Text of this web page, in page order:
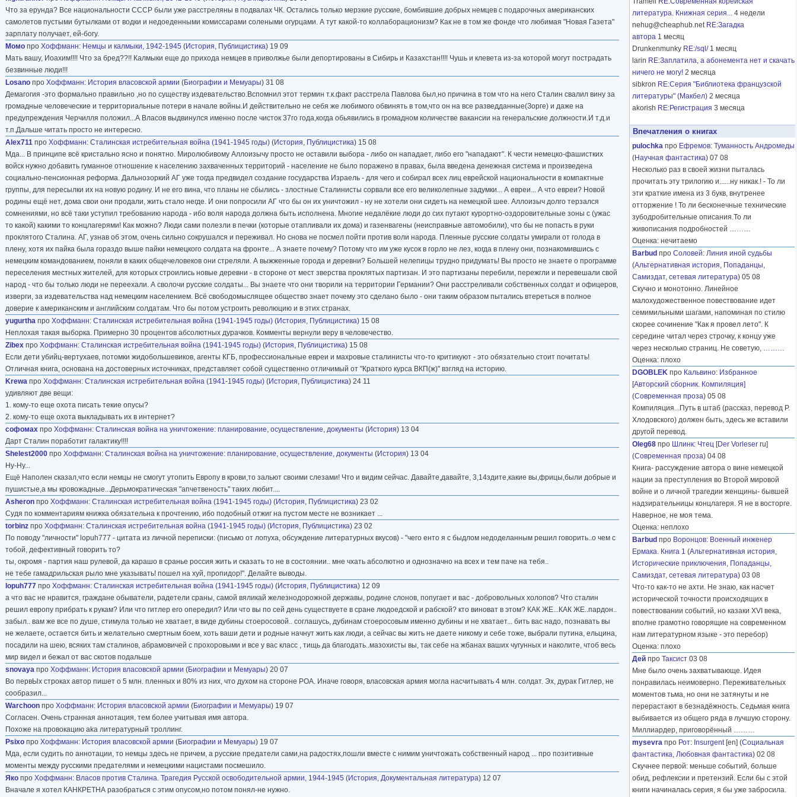
Что за ерунда? Все национальности СССР были уже расстреляны в подвалах ЧК. Остались только мерзкие русские, бомбившие добрых немцев с подарочных американских
самолетов пустыми бутылками от водки и недоеденными комиссарами солеными огурцами. А тут какой-то коллаборационизм? Как не в том же фонде что любимая "Новая Газета"
зарплату получает, ей-богу.
Момо про Хоффманн: Немцы и калмыки, 1942-1945 (История, Публицистика) 19 09
Мать вашу, Иоахим!!!! Что за бред??!! Калмыки еще до прихода немцев в приволжье были депортированы в Сибирь и Казахстан!!!! Чушь и клевета из-за которой могут пострадать
безвинные люди!!!
Losano про Хоффманн: История власовской армии (Биографии и Мемуары) 31 08
Демагогия -это формально правильно ,но по существу издевательство.Вспомнил этот термин т.к.факт расстрела Павлова был,но причина в том что на него Сталин свалил вину за
громадные человеческие и территориальные потери в начале войны.И действительно не себя же любимого обвинять в том,что он на все разведданные(Зорге) и даже на
предупреждения Черчилля положил...А Власов выдвинулся именно после чисток 37го года,когда обьявились в громадном количестве вакансии на генеральские должности.И т.д.и
т.п.Дальше читать просто не интересно.
Alex711 про Хоффманн: Сталинская истребительная война (1941-1945 годы) (История, Публицистика) 15 08
Мда... В принципе всё кристально ясно и понятно. Миролюбивому Аллоизычу просто не оставили выбора - либо он нападает, либо его "нападают". К чести немецко-фашистких
войск нужно добавить гуманное отношение к населению захваченных территорий - население не было поражено в правах, была введена денежная система и произведена
социально-пенсионная реформа. Дальнозоркий АГ уже тогда предвидел создание государства Израель - для чего и собирал всех лиц еврейской национальности в компактные
группы, для пересылки их на новую родину. И не его вина, что планы не сбылись - злостные Сталинисты сорвали все его великолепные задумки... А евреи... А что евреи? Новой
родины ещё нет, дома свои они продали, жить стало негде. И они попросили АГ что бы он их уничтожил - ну не хотели они сидеть на немецкой шее. Аллоизыч долго терзался
сомнениями, но всё таки уступил требованию народа - ибо воля народа должна быть исполнена. Многие недалёкие люди до сих путают курортно-оздоровительные зоны с (ужас
то какой) какими то концлагерями! Как можно? Люди сами полезли в печки (которые отапливали их дома) и газенвагены (неисправные автомобили), что бы не попасть в руки
проклятого Сталина. АГ, узнав об этом, очень сильно сокрушался и переживал. Но снова не посмел пойти против воли народа. Пленные русские солдаты умирали от голода в
плену, хотя их пайка была гораздо выше пайки немецкого солдата на фронте... А знаете почему? Потому что им уже кусок в горло не лез, когда в плену они, познакомившись с
немецким командованием, поняли в каких общечеловеков они стреляли. А выжженные города и деревни? Большей нелепицы трудно придумать! Вы просто не знаете о программе
переселения местных жителей, для которых строились новые деревни - в стороне от мест зверства проклятых партизан. И это партизаны перебили, пережгли и перевешали свой
народ - что бы только люди не переехали. А сволочи русские солдаты... Вы знаете что они творили на территории Германии? Они расстреливали собственных солдат и офицеров,
изверги, за издевательства над немецким населением. Всё свободомыслящее общество знает почему это сделано было - они таким образом пытались втереться в полное
доверие к американским и английским солдатам. Что бы потом устроить революцию и в этих странах.
yugurtha про Хоффманн: Сталинская истребительная война (1941-1945 годы) (История, Публицистика) 15 08
Неплохая такая выборка. Примерно 30 процентов абсолютных дурачков. Комменты вернули веру в человечество.
Zibex про Хоффманн: Сталинская истребительная война (1941-1945 годы) (История, Публицистика) 15 08
Если дети убийц-вертухаев, потомки жидобольшевиков, агенты КГБ, профессиональные евреи и махровые сталинисты что-то критикуют - это обязательно стоит почитать!
Отличная книга, основана на достоверных источниках, представляет собой существенно отличимый от "Краткого курса ВКП(ж)" взгляд на историю.
Krewa про Хоффманн: Сталинская истребительная война (1941-1945 годы) (История, Публицистика) 24 11
удивляют две вещи:
1. кому-то еще охота писать текие опусы?
2. кому-то еще охота выкладывать их в интернет?
софомах про Хоффманн: Сталинская война на уничтожение: планирование, осуществление, документы (История) 13 04
Дарт Сталин поработит галактику!!!!
Shelest2000 про Хоффманн: Сталинская война на уничтожение: планирование, осуществление, документы (История) 13 04
Ну-Ну...
Ещё Наполен сказал,что если немцы не смогут утопить Европу в крови,то зальют своими слезами! Что и видим сейчас. Давайте,давайте, 3,14здите,какие вы,фрицы,были добрые и
пушистые,а мы кровожадные...Дерьмократическая "апчетвеность" таких любит....
Asheron про Хоффманн: Сталинская истребительная война (1941-1945 годы) (История, Публицистика) 23 02
Судя по комментариям книжка обязательна к прочтению, ибо подобный отжиг на пустом месте не возникает ...
torbinz про Хоффманн: Сталинская истребительная война (1941-1945 годы) (История, Публицистика) 23 02
По поводу "личности" lopuh777 - цитата из личной переписки: (письмо от лопуха, обсуждение литературных вкусов) - "чего енто я с быдлом недоделанным решил говорить..о чем с
тобой, дефективный говорить то?
ты, окромя - партия наш рулевой, да карашо в сранье россия жить и сказать то не в состоянии.. мне чхать абсолютно и однозначно на всех и тем паче на тебя..
не тебе гамадрильская рыло мне указывать! пошел на хуй, пропидор!". Делайте выводы.
lopuh777 про Хоффманн: Сталинская истребительная война (1941-1945 годы) (История, Публицистика) 12 09
а что вас не нравится, граждане обыватели, радетели сраны, самой вяликай железнодорожной державы, родине слонов, попугает и вас - добровольных холопов? Что сталин
решил европу прибрать к рукам? Или что гитлер его опередил? Или что вы по сей день существуете в сране людоедской и рабской? кто виноват в этом? КАК ЖЕ...КАК ЖЕ..пардон..
забыл.. вам же все по душе, стимула только не хватает, в виде дубины стоеросовой.. соглашусь, дубинам стоеросовым именно дубины и не хватает... бить вас надо, познавать вы
не желаете, остается бить и желательно смертным боем, хоть ваши дети и родные начнут жить как люди, а сейчас вы жить не даете никому и себе тоже, выбрали путина, ельцина,
посадили на шею, всяких там сталинов, абрамовичей с прохоровыми и все у вас класс , тищь да благодать..мазохисты вы, так себе на жбанах ваших чугунных и наколите, чтоб весь
мир видел и бежал от вас скотов подальше
snovaya про Хоффманн: История власовской армии (Биографии и Мемуары) 20 07
Во первЫх строках автор пишет о 5 млн. пленных и 80% из них, что духом на стороне РОА. Иначе говоря, власовская армия могла насчитывать 4 млн. солдат. Эх, дурак Гитлер, не
сообразил...
Warchoon про Хоффманн: История власовской армии (Биографии и Мемуары) 19 07
Согласен. Очень странная аннотация, тем более учитывая имя автора.
Похоже на провокацию aka литературный троллинг.
Psixo про Хоффманн: История власовской армии (Биографии и Мемуары) 19 07
Мда, если судить по аннотации, то немцы здесь не причем, а русские предатели сами,на радостях,пошли вместе с нимим уничтожать собственный народ ... про позитивные
моменты между русскими предателями и немецкими нацистами посмешило.
Яко про Хоффманн: Власов против Сталина. Трагедия Русской освободительной армии, 1944-1945 (История, Документальная литература) 12 07
Вначале я хотел КАНКРЕТНА разобраться с этим опусом,но потом понял-не нужно.
литература. Книжная серия... 4 недели
nehug@cheaphub.net RE:Загадка
автора 1 месяц
Drunkenmunky RE:/sql/ 1 месяц
larin RE:Заплатила, а абонемента нет и скачать
ничего не могу! 2 месяца
sibkron RE:Серия "Библиотека французской
литературы" (Макбел) 2 месяца
akorish RE:Регистрация 3 месяца
Впечатления о книгах
pulochka про Ефремов: Туманность Андромеды
(Научная фантастика) 07 08
Несколько раз в своей жизни пыталась
прочитать эту трилогию и......ну никак.! - То ли
эти краткие имена из 3 букв, внутренее
отторжение ! То ли бесконечные технические
зубодробительные описания.То ли
живописания подробностей ………
Оценка: нечитаемо
Barbud про Соловей: Линия иной судьбы
(Альтернативная история, Попаданцы,
Самиздат, сетевая литература) 05 08
Скучно и монотонно. Линейное
малохудожественное повествование идет
семимильными шагами, напоминая по стилю
скорее сочинение "Как я провел лето". К
середине читал через строчку, к концу уже
через несколько страниц. Не советую, ………
Оценка: плохо
DGOBLEK про Кальвино: Избранное
[Авторский сборник. Компиляция]
(Современная проза) 05 08
Компиляция...Путь в штаб (рассказ, перевод Р.
Хлодовского) должен быть, здесь же вставили
другой перевод.
Oleg68 про Шлинк: Чтец [Der Vorleser ru]
(Современная проза) 04 08
Книга- рассуждение автора о вине немецкой
нации за преступления во Второй мировой
войне и о личной трагедии женщины- бывшей
надзирательницы концлагеря. Я не в восторге.
Наверное, не моя тема.
Оценка: неплохо
Barbud про Воронцов: Военный инженер
Ермака. Книга 1 (Альтернативная история,
Исторические приключения, Попаданцы,
Самиздат, сетевая литература) 03 08
Что-то как-то не ахти. Не знаю, как насчет
исторической точности происходящих в
повествовании событий, но казаки XVI века,
вполне грамотно говорящие на современном
нам литературном языке - это перебор)
Оценка: плохо
Дей про Таксист 03 08
Мне было очень захватывающе. Идея
понравилась неимоверно. Переживательных
моментов тьма, но они не затянуты и не
перерастают в безнадёжность. Седьмая книга
выбивается из общего ряда в лучшую сторону.
Миллиардер, приговорённый ………
mysevra про Рот: Insurgent[en] (Социальная
фантастика, Любовная фантастика) 02 08
Скучнее первой: меньше событий, больше
обид, рефлексии и претензий. Если бы с этой
книги начиналась серия, я бы уже забросила.